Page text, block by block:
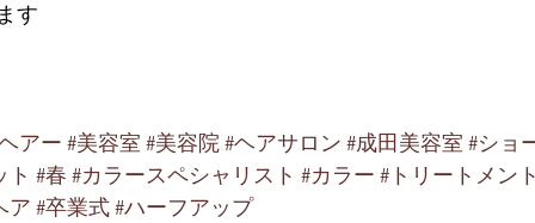
す
アー #美容室 #美容院#ヘアサロン #成田美容室 #ショ
ト #春 #カラースペシャリスト #カラー #トリートメント
ア #卒業式#ハーフアップ